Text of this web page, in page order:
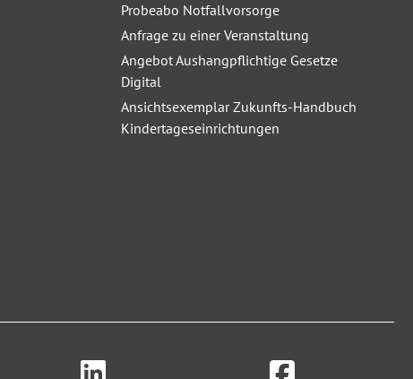
Probeabo Notfallvorsorge
Anfrage zu einer Veranstaltung
Angebot Aushangpflichtige Gesetze
Digital
Ansichtsexemplar Zukunfts-Handbuch
Kindertageseinrichtungen